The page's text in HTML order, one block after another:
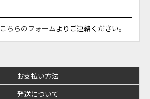
こちらのフォームよりご連絡ください。
お支払い方法
発送について